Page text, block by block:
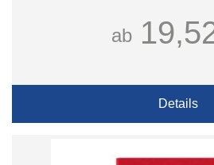
ab
Details